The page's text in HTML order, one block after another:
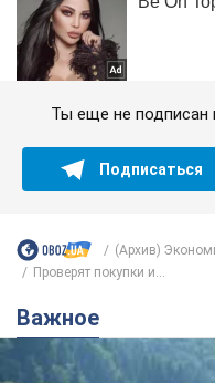
Ты еще не подписан
Подписаться
(Архив)
Проверят покупки и...
Важное